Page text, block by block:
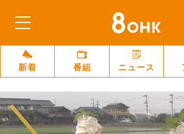
新着 番組 ニュース